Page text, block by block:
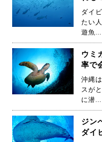
ダイ
たい
遊魚...
ウミ
率で
沖縄
スが
に潜...
ジン
ダイ